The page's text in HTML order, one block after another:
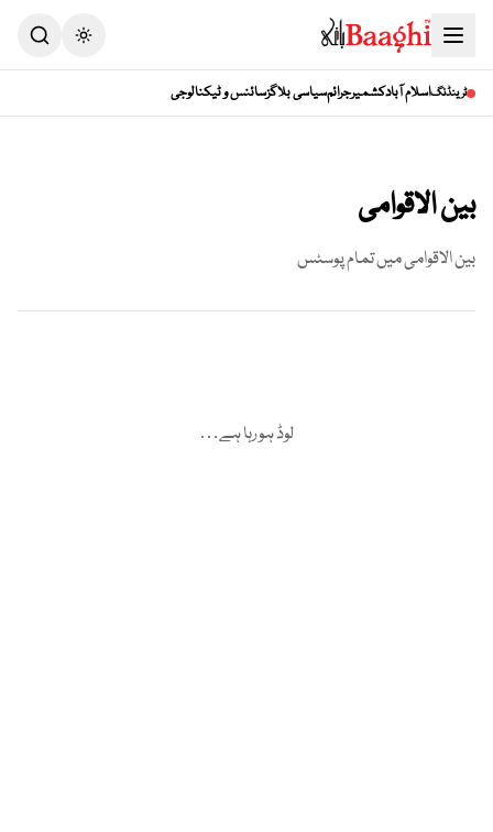
Toggle theme
ٹرینڈنگاسلام آبادکشمیرجرائمسیاسی بلاگزسائنس و ٹیکنالوجی
بین الاقوامی
بین الاقوامیمیں تمام پوسٹس
لوڈ ہو رہا ہے…